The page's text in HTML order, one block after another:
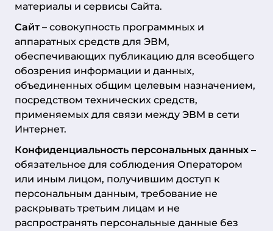
материалы и сервисы Сайта.
Сайт– совокупность программных и
аппаратных средств для ЭВМ,
обеспечивающих публикацию для всеобщего
обозрения информации и данных,
объединенных общим целевым назначением,
посредством технических средств,
применяемых для связи между ЭВМ в сети
Интернет.
Конфиденциальность персональных данных –
обязательное для соблюдения Оператором
или иным лицом, получившим доступ к
персональным данным, требование не
раскрывать третьим лицам и не
распространять персональные данные без